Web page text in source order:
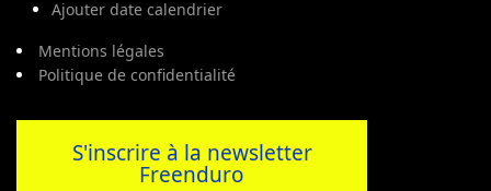
Ajouter date calendrier
Mentions légales
Politique de confidentialité
S'inscrire à la newsletter
Freenduro